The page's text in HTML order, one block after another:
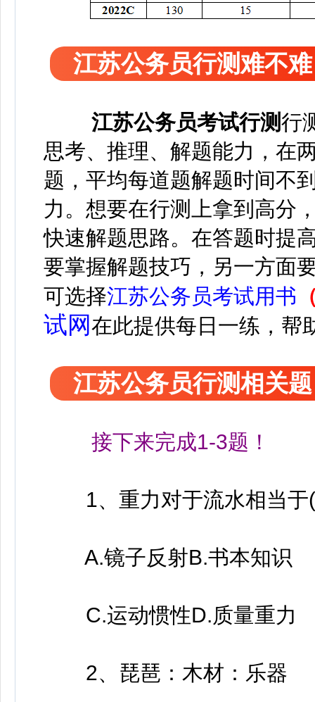
江苏公务员行测难不
江苏公务员考试行测行
思考、推理、解题能力，在
题，平均每道题解题时间不
力。想要在行测上拿到高分
快速解题思路。在答题时提
要掌握解题技巧，另一方面
可选择江苏公务员考试用书
试网在此提供每日一练，帮
江苏公务员行测相关
接下来完成1-3题！
1、重力对于流水相当于
A.镜子反射B.书本知识
C.运动惯性D.质量重力
2、琵琶：木材：乐器